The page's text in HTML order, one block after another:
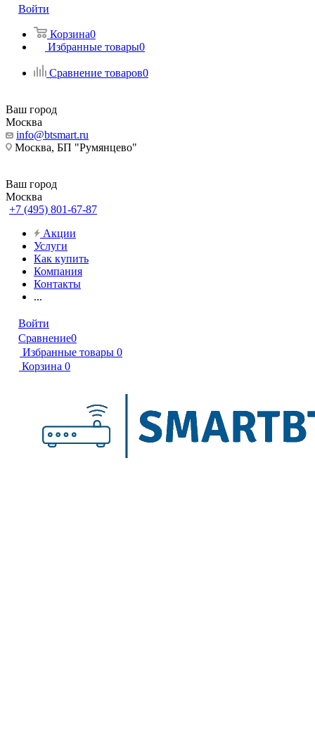
Войти
Корзина0
Избранные товары0
Сравнение товаров0
Ваш город
Москва
info@btsmart.ru
Москва, БП "Румянцево"
Ваш город
Москва
+7 (495) 801-67-87
Акции
Услуги
Как купить
Компания
Контакты
...
Войти
Сравнение0
Избранные товары 0
Корзина 0